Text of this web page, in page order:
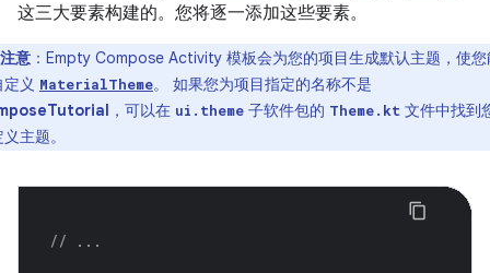
这三大要素构建的。您将逐一添加这些要素。
注意 ：Empty Compose Activity 模板会为您的项目生成默认主题，使您
义 MaterialTheme。 如果您为项目指定的名称不是
，可以在 ui.theme 子软件包的 Theme.kt 文件中找到
主题。
// ...